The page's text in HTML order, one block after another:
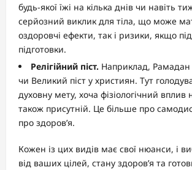
будь-якої їжі на кілька днів чи навіть
серйозний виклик для тіла, що може
оздоровчі ефекти, так і ризики, якщо
підготовки.
Релігійний піст. Наприклад, Рамадан
чи Великий піст у християн. Тут
духовну мету, хоча фізіологічний вплив
також присутній. Це більше про
про здоров’я.
Кожен із цих видів має свої нюанси, і
від ваших цілей, стану здоров’я та